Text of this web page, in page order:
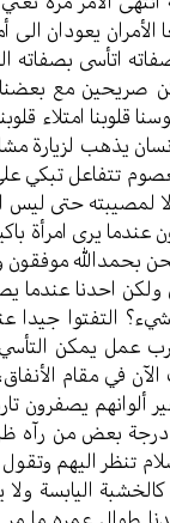
يعودان الى
اتأسى بصفاته
صريحين مع
امتلاء
يذهب لزيارة
تتفاعل تبكي
لمصيبته حتى ليس
يرى امرأة
بحمدالله
ولكن احدنا
التفتوا
عمل يمكن
في مقام
ألوانهم يصفرون
بعض من رآه ظن
تنظر اليهم
اليابسة